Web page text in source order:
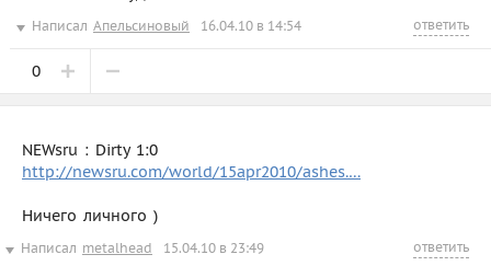
Написал Апельсиновый 16.04.10 в 14:54 ответить
0
NEWsru : Dirty 1:0
http://newsru.com/world/15apr2010/ashes.…
Ничего личного )
Написал metalhead 15.04.10 в 23:49 ответить